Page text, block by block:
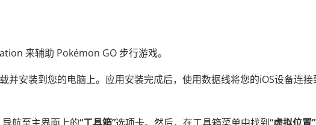
来辅助 Pokémon GO 步行游戏。
并安装到您的电脑上。应用安装完成后，使用数据线将您的iOS设备连接